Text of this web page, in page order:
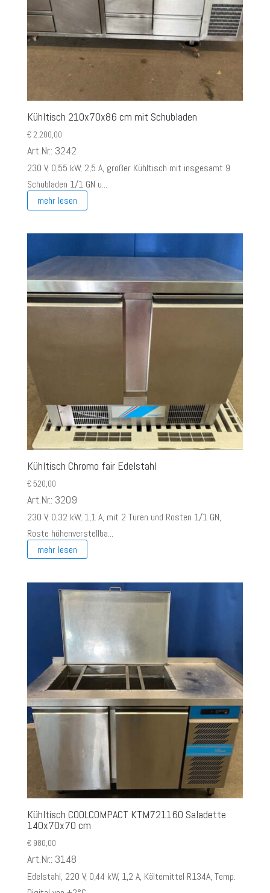
Kühltisch 210x70x86 cm mit Schubladen
€2.200,00
Art.Nr.: 3242
230 V, 0,55 kW, 2,5 A, großer Kühltisch mit insgesamt 9
Schubladen 1/1 GN u...
mehr lesen
Kühltisch Chromo fair Edelstahl
€520,00
Art.Nr.: 3209
230 V, 0,32 kW, 1,1 A, mit 2 Türen und Rosten 1/1 GN,
Roste höhenverstellba...
mehr lesen
Kühltisch COOLCOMPACT KTM721160 Saladette
140x70x70 cm
€980,00
Art.Nr.: 3148
Edelstahl, 220 V, 0,44 kW, 1,2 A, Kältemittel R134A, Temp.